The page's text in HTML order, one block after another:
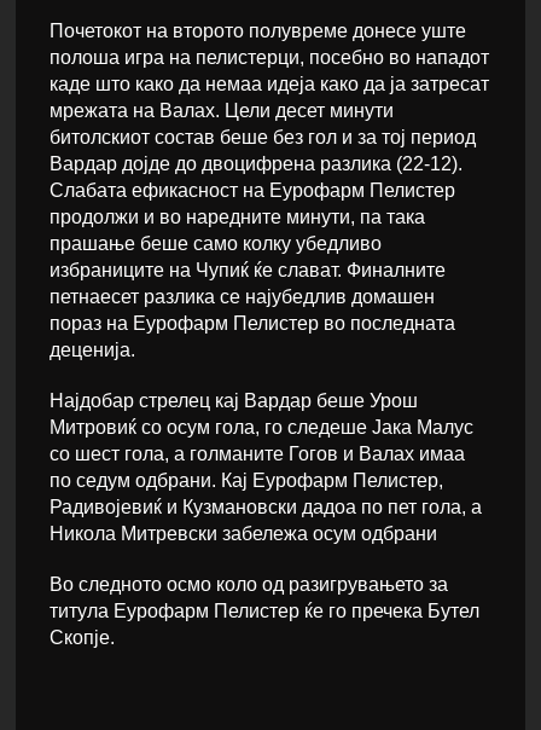
Почетокот на второто полувреме донесе уште
полоша игра на пелистерци, посебно во нападот
каде што како да немаа идеја како да ја затресат
мрежата на Валах. Цели десет минути
битолскиот состав беше без гол и за тој период
Вардар дојде до двоцифрена разлика (22-12).
Слабата ефикасност на Еурофарм Пелистер
продолжи и во наредните минути, па така
прашање беше само колку убедливо
избраниците на Чупиќ ќе слават. Финалните
петнаесет разлика се најубедлив домашен
пораз на Еурофарм Пелистер во последната
деценија.
Најдобар стрелец кај Вардар беше Урош
Митровиќ со осум гола, го следеше Јака Малус
со шест гола, а голманите Гогов и Валах имаа
по седум одбрани. Кај Еурофарм Пелистер,
Радивојевиќ и Кузмановски дадоа по пет гола, а
Никола Митревски забележа осум одбрани
Во следното осмо коло од разигрувањето за
титула Еурофарм Пелистер ќе го пречека Бутел
Скопје.